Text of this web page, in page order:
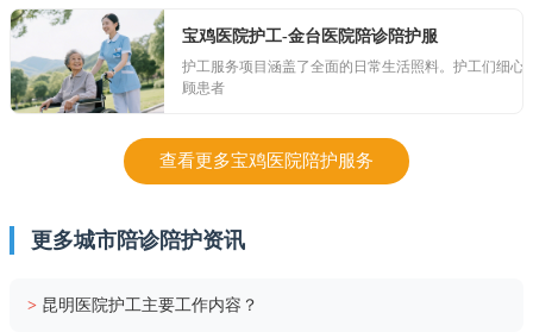
宝鸡医院护工-金台医院陪诊陪护服
护工服务项目涵盖了全面的日常生活照料。护工们细心
顾患者
查看更多宝鸡医院陪护服务
更多城市陪诊陪护资讯
> 昆明医院护工主要工作内容？